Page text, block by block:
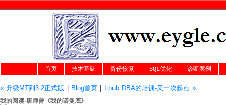
首页 技术基础 备份恢复 SQL优化 诊断案例
« 升级MT到3.2正式版 Blog首页| Itpub DBA的培训-又一次起点 »
我的阅读-唐师曾《我的诺曼底》